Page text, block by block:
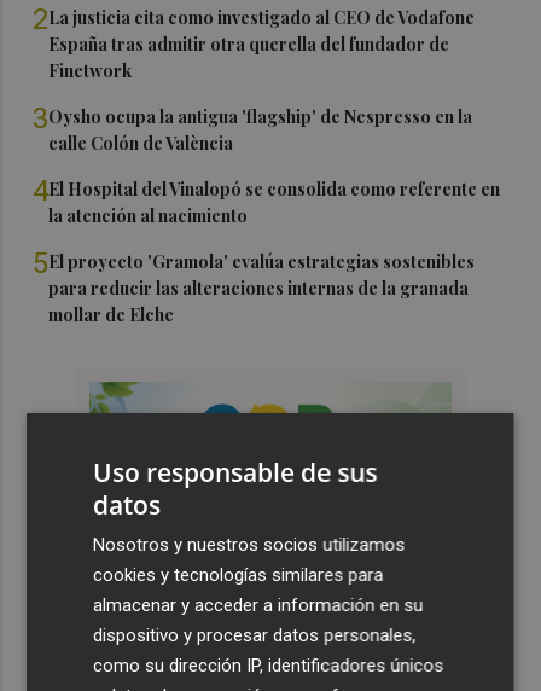
2La justicia cita como investigado al CEO de Vodafone
España tras admitir otra querella del fundador de
Finetwork
3Oysho ocupa la antigua 'flagship' de Nespresso en la
calle Colón de València
4El Hospital del Vinalopó se consolida como referente en
la atención al nacimiento
5El proyecto 'Gramola' evalúa estrategias sostenibles
para reducir las alteraciones internas de la granada
mollar de Elche
Uso responsable de sus
datos
Nosotros y nuestros socios utilizamos
cookies y tecnologías similares para
almacenar y acceder a información en su
dispositivo y procesar datos personales,
como su dirección IP, identificadores únicos